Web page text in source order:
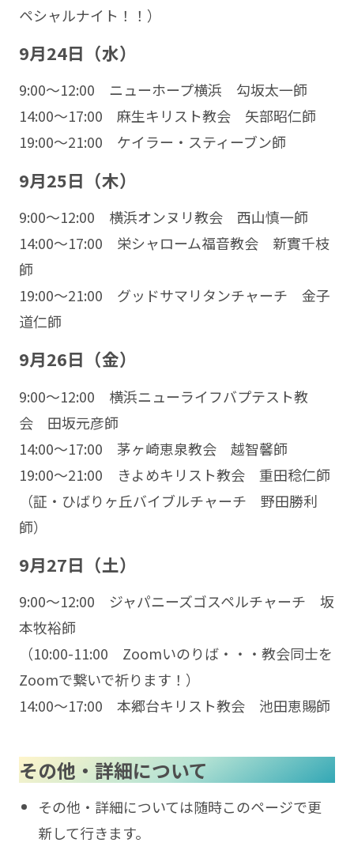
ペシャルナイト！！）
9月24日（水）
9:00〜12:00 ニューホープ横浜 勾坂太一師
14:00〜17:00 麻生キリスト教会 矢部昭仁師
19:00〜21:00 ケイラー・スティーブン師
9月25日（木）
9:00〜12:00 横浜オンヌリ教会 西山慎一師
14:00〜17:00 栄シャローム福音教会 新實千枝
師
19:00〜21:00 グッドサマリタンチャーチ 金子
道仁師
9月26日（金）
9:00〜12:00 横浜ニューライフバプテスト教
会 田坂元彦師
14:00〜17:00 茅ヶ崎恵泉教会 越智馨師
19:00〜21:00 きよめキリスト教会 重田稔仁師
（証・ひばりヶ丘バイブルチャーチ 野田勝利
師）
9月27日（土）
9:00〜12:00 ジャパニーズゴスペルチャーチ 坂
本牧裕師
（10:00-11:00 Zoomいのりば・・・教会同士を
Zoomで繋いで祈ります！）
14:00〜17:00 本郷台キリスト教会 池田恵賜師
その他・詳細について
その他・詳細については随時このページで更
新して行きます。